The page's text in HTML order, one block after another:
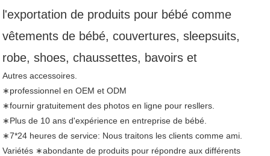
l'exportation de produits pour bébé comme
vêtements de bébé, couvertures, sleepsuits,
robe, shoes, chaussettes, bavoirs et
Autres accessoires.
∗professionnel en OEM et ODM
∗fournir gratuitement des photos en ligne pour resllers.
∗Plus de 10 ans d'expérience en entreprise de bébé.
∗7*24 heures de service: Nous traitons les clients comme ami.
Variétés ∗abondante de produits pour répondre aux différents